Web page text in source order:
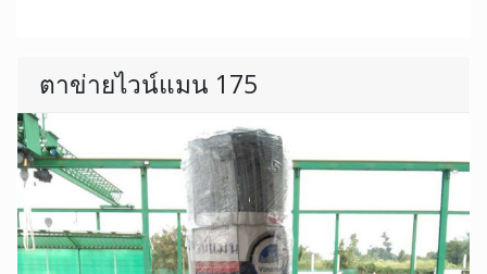
ตาข่ายไวน์แมน 175